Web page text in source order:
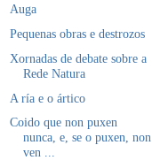
Auga
Pequenas obras e destrozos
Xornadas de debate sobre a
Rede Natura
A ría e o ártico
Coido que non puxen
nunca, e, se o puxen, non
ven ...